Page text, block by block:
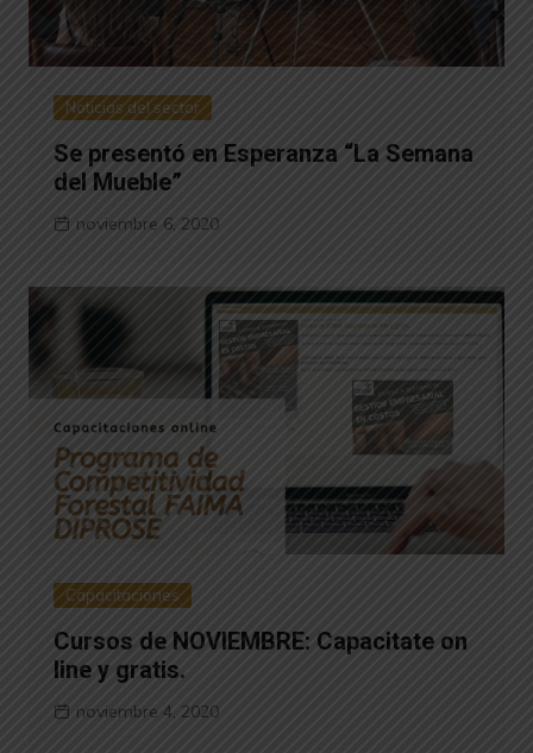
Noticias del sector
Se presentó en Esperanza “La Semana
del Mueble”
noviembre 6, 2020
Capacitaciones
Cursos de NOVIEMBRE: Capacitate on
line y gratis.
noviembre 4, 2020